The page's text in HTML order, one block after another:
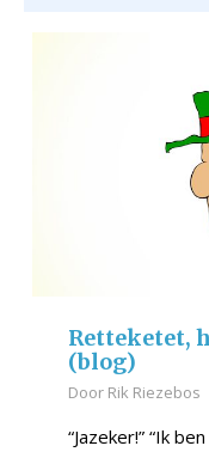
Retteketet,
(blog)
Door Rik Riezebos
“Jazeker!” “Ik